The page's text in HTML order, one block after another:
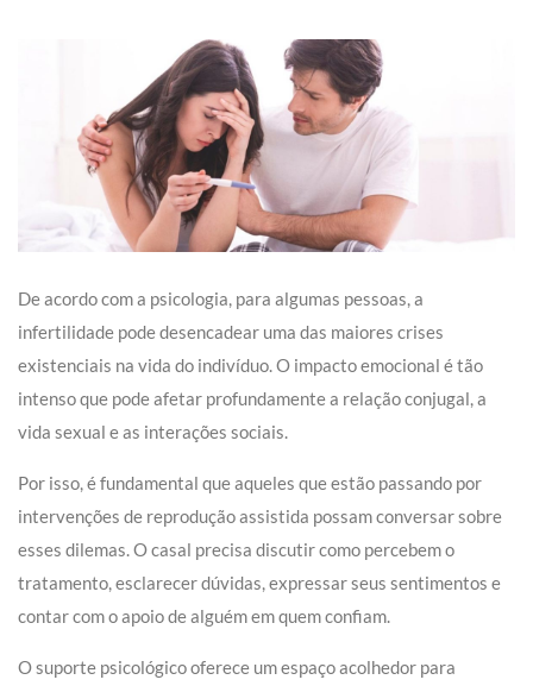
De acordo com a psicologia, para algumas pessoas, a
infertilidade pode desencadear uma das maiores crises
existenciais na vida do indivíduo. O impacto emocional é tão
intenso que pode afetar profundamente a relação conjugal, a
vida sexual e as interações sociais.
Por isso, é fundamental que aqueles que estão passando por
intervenções de reprodução assistida possam conversar sobre
esses dilemas. O casal precisa discutir como percebem o
tratamento, esclarecer dúvidas, expressar seus sentimentos e
contar com o apoio de alguém em quem confiam.
O suporte psicológico oferece um espaço acolhedor para